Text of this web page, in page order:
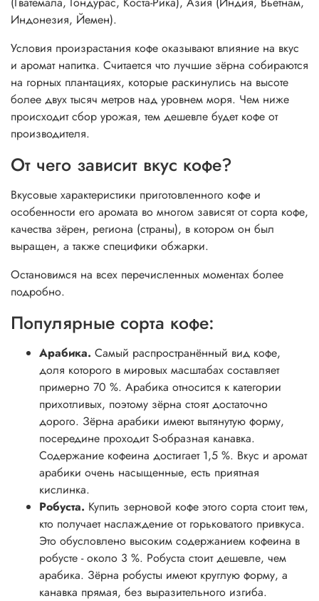
Индонезия, Йемен).
Условия произрастания кофе оказывают влияние на вкус
и аромат напитка. Считается что лучшие зёрна собираются
на горных плантациях, которые раскинулись на высоте
более двух тысяч метров над уровнем моря. Чем ниже
происходит сбор урожая, тем дешевле будет кофе от
производителя.
От чего зависит вкус кофе?
Вкусовые характеристики приготовленного кофе и
особенности его аромата во многом зависят от сорта кофе,
качества зёрен, региона (страны), в котором он был
выращен, а также специфики обжарки.
Остановимся на всех перечисленных моментах более
подробно.
Популярные сорта кофе:
Арабика. Самый распространённый вид кофе,
доля которого в мировых масштабах составляет
примерно 70 %. Арабика относится к категории
прихотливых, поэтому зёрна стоят достаточно
дорого. Зёрна арабики имеют вытянутую форму,
посередине проходит S-образная канавка.
Содержание кофеина достигает 1,5 %. Вкус и аромат
арабики очень насыщенные, есть приятная
кислинка.
Робуста. Купить зерновой кофе этого сорта стоит тем,
кто получает наслаждение от горьковатого привкуса.
Это обусловлено высоким содержанием кофеина в
робусте - около 3 %. Робуста стоит дешевле, чем
арабика. Зёрна робусты имеют круглую форму, а
канавка прямая, без выразительного изгиба.